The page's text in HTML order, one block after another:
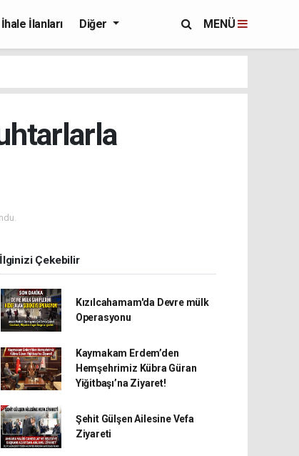
İhale İlanları
Diğer MENÜ
İlginizi Çekebilir
Kızılcahamam'da Devre mülk
Operasyonu
Kaymakam Erdem’den
Hemşehrimiz Kübra Güran
Yiğitbaşı’na Ziyaret!
Şehit Gülşen Ailesine Vefa
Ziyareti